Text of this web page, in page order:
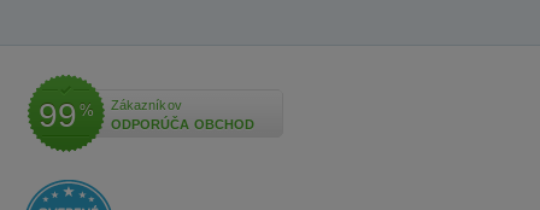
99 %
Zákazníkov
ODPORÚČA OBCHOD